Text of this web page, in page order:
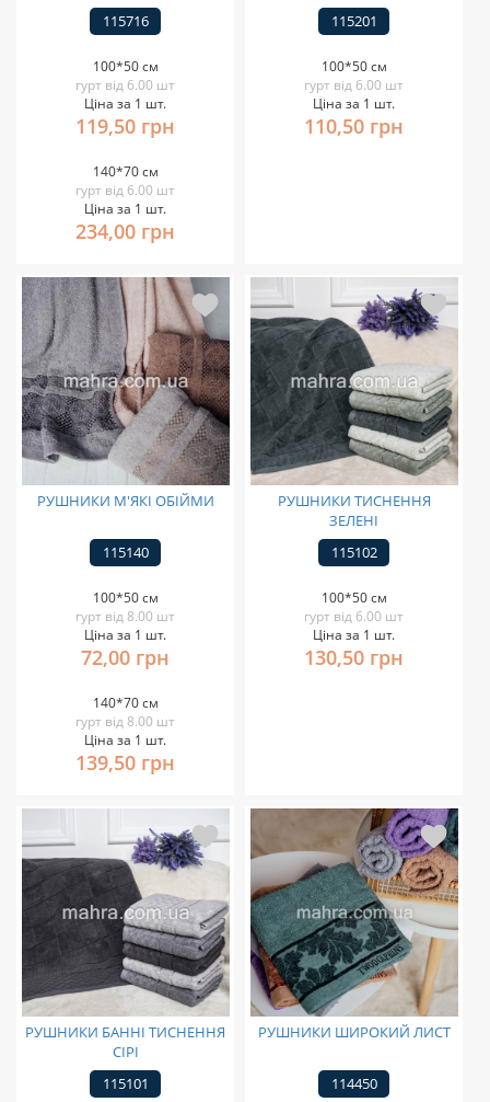
115716
100*50 см
гурт від 6.00 шт
Ціна за 1 шт.
119,50 грн
140*70 см
гурт від 6.00 шт
Ціна за 1 шт.
234,00 грн
115201
100*50 см
гурт від 6.00 шт
Ціна за 1 шт.
110,50 грн
РУШНИКИ М'ЯКІ ОБІЙМИ
115140
100*50 см
гурт від 8.00 шт
Ціна за 1 шт.
72,00 грн
140*70 см
гурт від 8.00 шт
Ціна за 1 шт.
139,50 грн
РУШНИКИ ТИСНЕННЯ
ЗЕЛЕНІ
115102
100*50 см
гурт від 6.00 шт
Ціна за 1 шт.
130,50 грн
РУШНИКИ БАННІ ТИСНЕННЯ
СІРІ
115101
РУШНИКИ ШИРОКИЙ ЛИСТ
114450